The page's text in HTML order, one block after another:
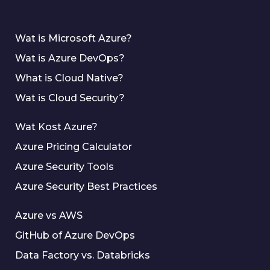
Wat is Microsoft Azure?
Wat is Azure DevOps?
What is Cloud Native?
Wat is Cloud Security?
Wat Kost Azure?
Azure Pricing Calculator
Azure Security Tools
Azure Security Best Practices
Azure vs AWS
GitHub of Azure DevOps
Data Factory vs. Databricks